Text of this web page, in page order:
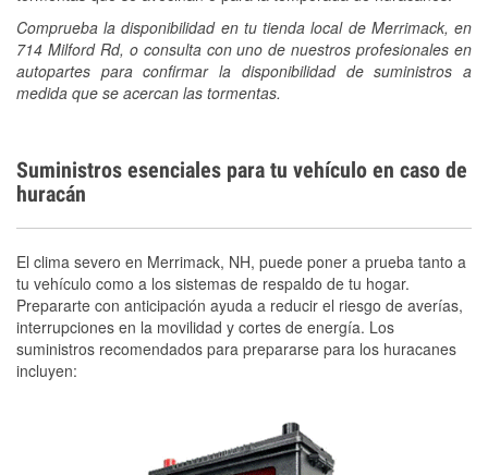
Comprueba la disponibilidad en tu tienda local de Merrimack, en
714 Milford Rd, o consulta con uno de nuestros profesionales en
autopartes para confirmar la disponibilidad de suministros a
medida que se acercan las tormentas.
Suministros esenciales para tu vehículo en caso de
huracán
El clima severo en Merrimack, NH, puede poner a prueba tanto a
tu vehículo como a los sistemas de respaldo de tu hogar.
Prepararte con anticipación ayuda a reducir el riesgo de averías,
interrupciones en la movilidad y cortes de energía. Los
suministros recomendados para prepararse para los huracanes
incluyen: